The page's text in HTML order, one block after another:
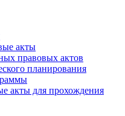
акты
правовых актов
планирования
акты для прохождения